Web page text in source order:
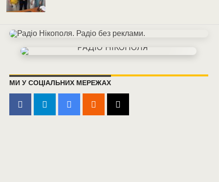
МИ У СОЦІАЛЬНИХ МЕРЕЖАХ